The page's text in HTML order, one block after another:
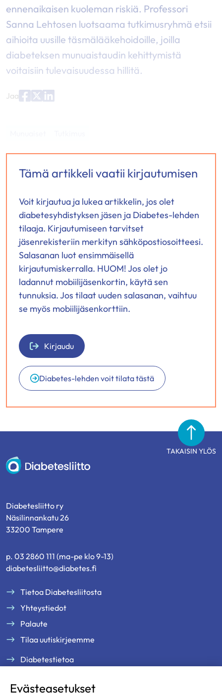
ennenaikaisen kuoleman riskiä. Professori
Sanna Lehtosen luotsaama tutkimusryhmä etsii
aihioita uusille täsmälääkehoidoille, joilla
diabeteksen munuaistaudin kehittymistä
voitaisiin tulevaisuudessa hillitä.
Jaa
Tämä artikkeli vaatii kirjautumisen
Voit kirjautua ja lukea artikkelin, jos olet
diabetesyhdistyksen jäsen ja Diabetes-lehden
tilaaja. Kirjautumiseen tarvitset
jäsenrekisteriin merkityn sähköpostiosoitteesi.
Salasanan luot ensimmäisellä
kirjautumiskerralla. HUOM! Jos olet jo
ladannut mobiilijäsenkortin, käytä sen
tunnuksia. Jos tilaat uuden salasanan, vaihtuu
se myös mobiilijäsenkorttiin.
Kirjaudu
Diabetes-lehden voit tilata tästä
TAKAISIN YLÖS
Diabetesliitto
Diabetesliitto ry
Näsilinnankatu 26
33200 Tampere
p. 03 2860 111 (ma-pe klo 9-13)
diabetesliitto@diabetes.fi
Tietoa Diabetesliitosta
Yhteystiedot
Palaute
Tilaa uutiskirjeemme
Diabetestietoa
Jäsenille
Evästeasetukset